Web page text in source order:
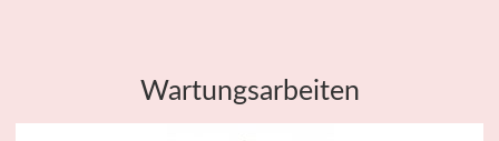
Wartungsarbeiten